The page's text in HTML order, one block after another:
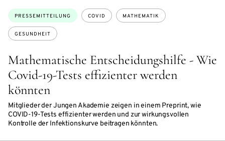
Mathematische Entscheidungshilfe - Wie
Covid-19-Tests effizienter werden
könnten
Mitglieder der Jungen Akademie zeigen in einem Preprint, wie
COVID-19-Tests effizienter werden und zur wirkungsvollen
Kontrolle der Infektionskurve beitragen könnten.
Themen:
PRESSEMITTEILUNG COVID MATHEMATIK
GESUNDHEIT